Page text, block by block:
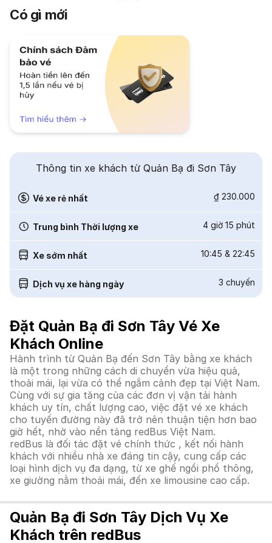
Có gì mới
Thông tin xe khách từ Quản Bạ đi Sơn Tây
Vé xe rẻ nhất ₫ 230.000
Trung bình Thời lượng xe 4 giờ 15 phút
Xe sớm nhất 10:45 & 22:45
Dịch vụ xe hàng ngày 3 chuyến
Đặt Quản Bạ đi Sơn Tây Vé Xe
Khách Online
Hành trình từ Quản Bạ đến Sơn Tây bằng xe khách
là một trong những cách di chuyển vừa hiệu quả,
thoải mái, lại vừa có thể ngắm cảnh đẹp tại Việt Nam.
Cùng với sự gia tăng của các đơn vị vận tải hành
khách uy tín, chất lượng cao, việc đặt vé xe khách
cho tuyến đường này đã trở nên thuận tiện hơn bao
giờ hết, nhờ vào nền tảng redBus Việt Nam.
redBus là đối tác đặt vé chính thức , kết nối hành
khách với nhiều nhà xe đáng tin cậy, cung cấp các
loại hình dịch vụ đa dạng, từ xe ghế ngồi phổ thông,
xe giường nằm thoải mái, đến xe limousine cao cấp.
Quản Bạ đi Sơn Tây Dịch Vụ Xe
Khách trên redBus